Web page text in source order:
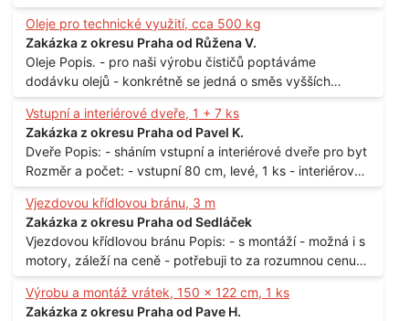
Oleje pro technické využití, cca 500 kg
Zakázka z okresu Praha od Růžena V.
Oleje Popis. - pro naši výrobu čističů poptáváme
dodávku olejů - konkrétně se jedná o směs vyšších
mastných kyselin s převahou olejové kyseliny - účelem je
technické využití - hustota při 20°C - cca 870 kg / m3
Balení: - po 190 kg v sudu Množství: - cca 500 kg - roční
spotřeba Lokalita: - Praha
Vstupní a interiérové dveře, 1 + 7 ks
Zakázka z okresu Praha od Pavel K.
Dveře Popis: - sháním vstupní a interiérové dveře pro byt
Rozměr a počet: - vstupní 80 cm, levé, 1 ks - interiérové
80 cm, levé, 2 ks - 80 cm, pravé, 3 ks - 60 cm, levé, 2 ks
Lokalita: - Praha 10
Vjezdovou křídlovou bránu, 3 m
Zakázka z okresu Praha od Sedláček
Vjezdovou křídlovou bránu Popis: - s montáží - možná i s
motory, záleží na ceně - potřebuji to za rozumnou cenu
Materiál: - ocel Množství: - 1 ks Velikost: - 3 m Lokalita: -
Praha
Výrobu a montáž vrátek, 150 x 122 cm, 1 ks
Zakázka z okresu Praha od Pave H.